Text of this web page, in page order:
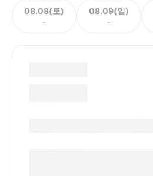
08.08(토)
-
08.09(일)
-